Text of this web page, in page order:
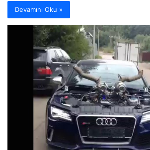
Devamını Oku »